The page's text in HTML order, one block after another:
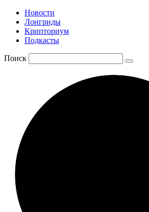
Новости
Лонгриды
Крипториум
Подкасты
Поиск